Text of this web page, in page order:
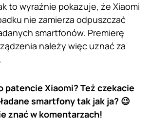
to wyraźnie pokazuje, że Xiaomi
nie zamierza odpuszczać
smartfonów. Premierę
należy więc uznać za
patencie Xiaomi? Też czekacie
smartfony tak jak ja? 😉
znać w komentarzach!